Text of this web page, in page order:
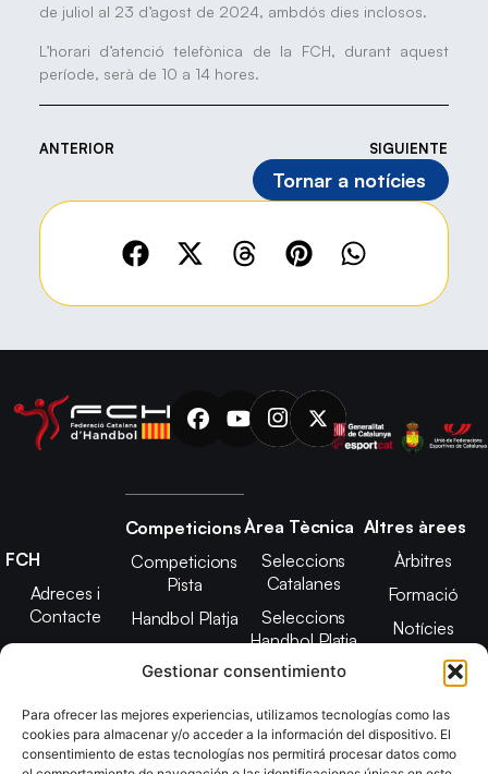
Gestionar consentimiento
Para ofrecer las mejores experiencias, utilizamos tecnologías como las
cookies para almacenar y/o acceder a la información del dispositivo. El
consentimiento de estas tecnologías nos permitirá procesar datos como
de juliol al 23 d’agost de 2024, ambdós dies inclosos.
L’horari d’atenció telefònica de la FCH, durant aquest
període, serà de 10 a 14 hores.
ANTERIOR SIGUIENTE
Tornar a notícies
FCH
Adreces i
Contacte
Junta Directiva
2025
Estatuts
Competicions
Competicions
Pista
Handbol Platja
Àrea Tècnica
Seleccions
Catalanes
Seleccions
Handbol Platja
Tecnificació
CATH
Promoció
Altres àrees
Àrbitres
Formació
Notícies
Adreces de
contacte